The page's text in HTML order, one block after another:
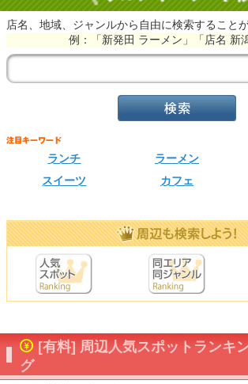
店名、地域、ジャンルから自由に検索すること
例：「新発田 ラーメン」「店名 新
ランチ ラーメン
スイーツ
カフェ
[有料] 周辺人気スポットランキ
グ